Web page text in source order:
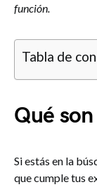
función.
Tabla de
Qué
Si estás en la
que cumple tus